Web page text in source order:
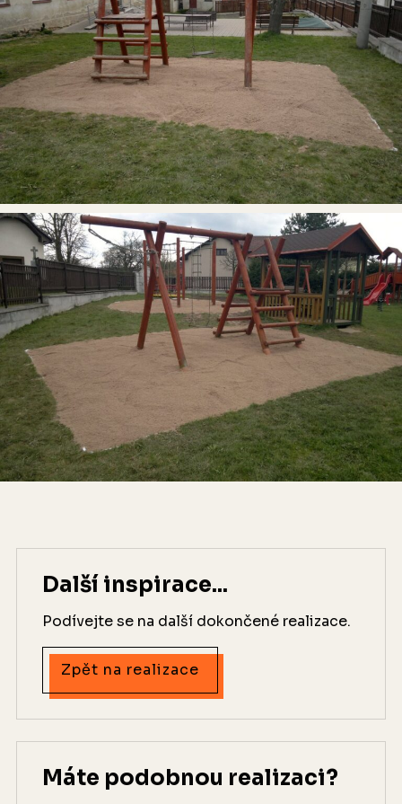
Další inspirace...
Podívejte se na další dokončené realizace.
Zpět na realizace
Máte podobnou realizaci?